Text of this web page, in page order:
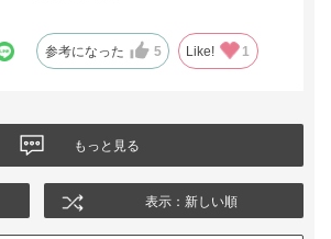
参考になった 5 Like! 1
もっと見る
表示：新しい順